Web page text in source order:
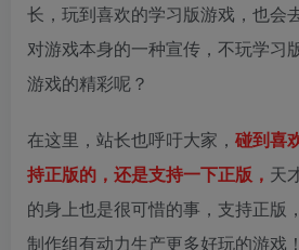
长，玩到喜欢的学习版游戏，也会
对游戏本身的一种宣传，不玩学习
游戏的精彩呢？
在这里，站长也呼吁大家， 碰到喜
持正版的，还是支持一下正版， 天
的身上也是很可惜的事，支持正版
制作组有动力生产更多好玩的游戏！